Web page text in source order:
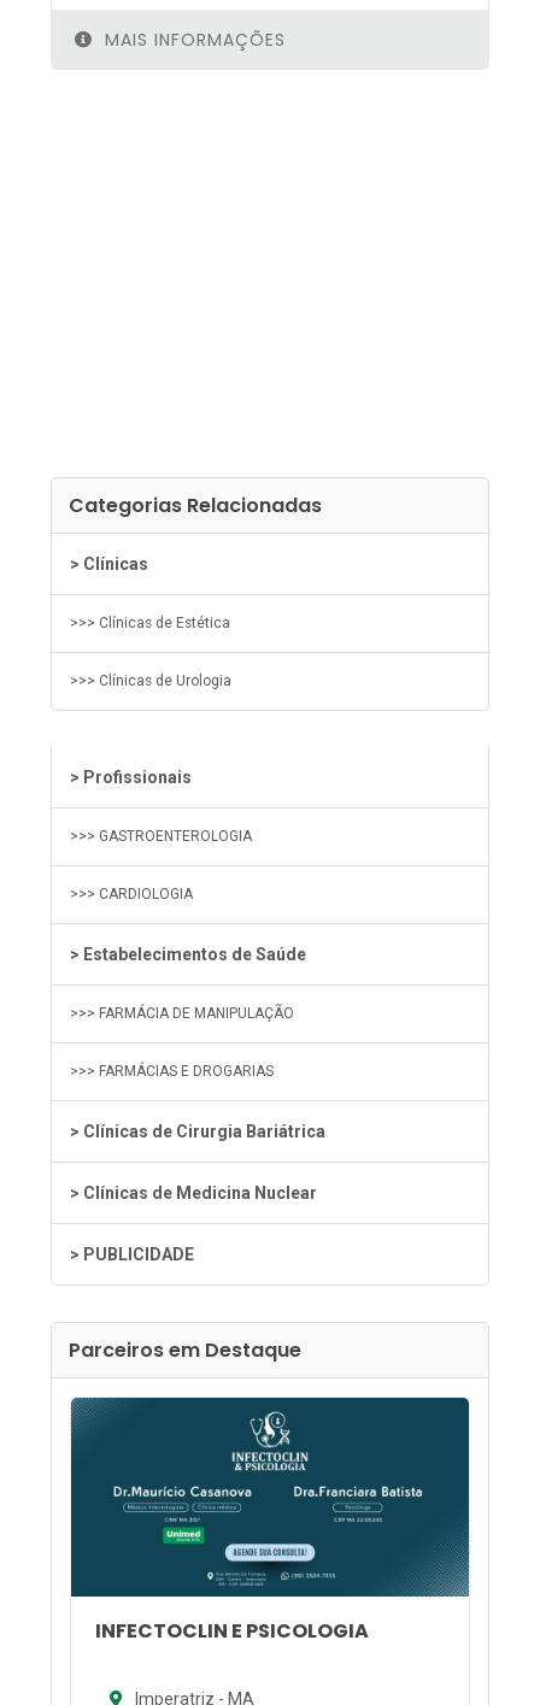
MAIS INFORMAÇÕES
Categorias Relacionadas
> Clínicas
>>> Clínicas de Estética
>>> Clínicas de Urologia
> Profissionais
>>> GASTROENTEROLOGIA
>>> CARDIOLOGIA
> Estabelecimentos de Saúde
>>> FARMÁCIA DE MANIPULAÇÃO
>>> FARMÁCIAS E DROGARIAS
> Clínicas de Cirurgia Bariátrica
> Clínicas de Medicina Nuclear
> PUBLICIDADE
Parceiros em Destaque
INFECTOCLIN E PSICOLOGIA
Imperatriz - MA